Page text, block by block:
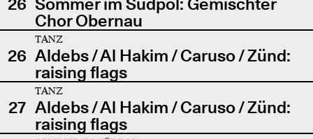
Chor Obernau
26
TANZ
Aldebs / Al Hakim / Caruso / Zünd:
raising flags
27
TANZ
Aldebs / Al Hakim / Caruso / Zünd:
raising flags